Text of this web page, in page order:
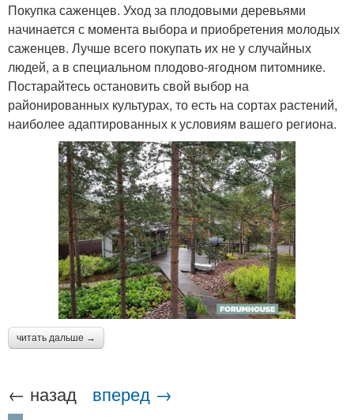
Покупка саженцев. Уход за плодовыми деревьями
начинается с момента выбора и приобретения молодых
саженцев. Лучше всего покупать их не у случайных
людей, а в специальном плодово-ягодном питомнике.
Постарайтесь остановить свой выбор на
районированных культурах, то есть на сортах растений,
наиболее адаптированных к условиям вашего региона.
читать дальше →
← назад вперед →